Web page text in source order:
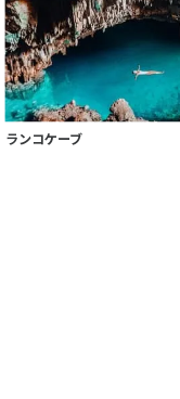
ランコケーブ